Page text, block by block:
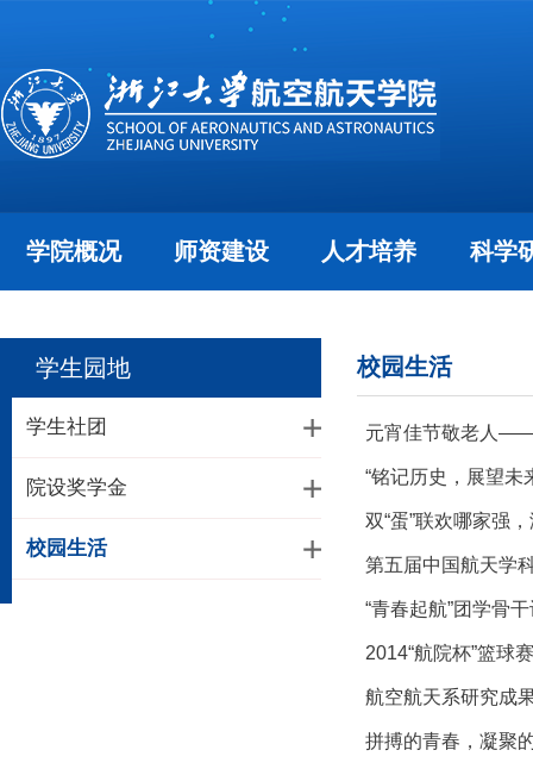
学院概况 师资建设 人才培养 科学
学生园地
学生社团
院设奖学金
校园生活
校园生活
元宵佳节敬老人
“铭记历史，展望
双“蛋”联欢哪家强
第五届中国航天学
“青春起航”团学骨
2014“航院杯”篮球
航空航天系研究成
拼搏的青春，凝聚